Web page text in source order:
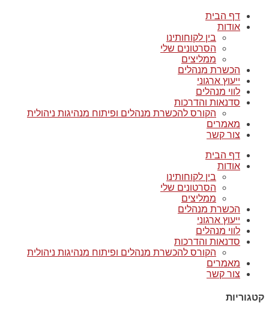
דף הבית
אודות
בין לקוחותינו
הסרטונים שלי
ממליצים
הכשרת מנהלים
ייעוץ ארגוני
לווי מנהלים
סדנאות והדרכות
הקורס להכשרת מנהלים ופיתוח מנהיגות ניהולית
מאמרים
צור קשר
דף הבית
אודות
בין לקוחותינו
הסרטונים שלי
ממליצים
הכשרת מנהלים
ייעוץ ארגוני
לווי מנהלים
סדנאות והדרכות
הקורס להכשרת מנהלים ופיתוח מנהיגות ניהולית
מאמרים
צור קשר
קטגוריות